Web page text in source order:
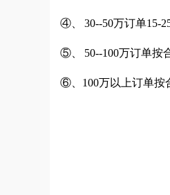
④、 30--50万订单15-
⑤、 50--100万订单按
⑥、100万以上订单按